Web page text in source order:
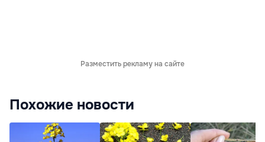
Разместить рекламу на сайте
Похожие новости